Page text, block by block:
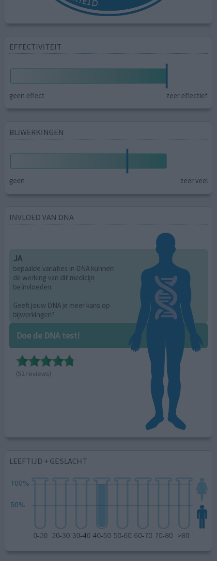
EFFECTIVITEIT
geen effect zeer effectief
BIJWERKINGEN
geen zeer veel
INVLOED VAN DNA
JA
bepaalde variaties in DNA kunnen
de werking van dit medicijn
beïnvloeden.
Geeft jouw DNA je meer kans op
bijwerkingen?
Doe de DNA test!
(52 reviews)
LEEFTIJD + GESLACHT